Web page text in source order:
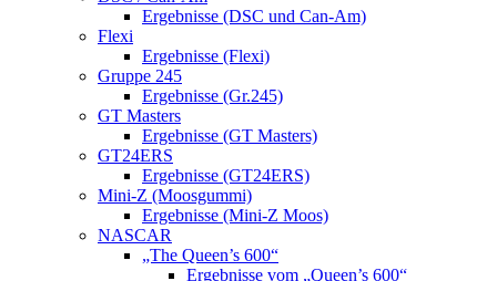
Ergebnisse (DSC und Can-Am)
Flexi
Ergebnisse (Flexi)
Gruppe 245
Ergebnisse (Gr.245)
GT Masters
Ergebnisse (GT Masters)
GT24ERS
Ergebnisse (GT24ERS)
Mini-Z (Moosgummi)
Ergebnisse (Mini-Z Moos)
NASCAR
„The Queen’s 600“
Ergebnisse vom „Queen’s 600“